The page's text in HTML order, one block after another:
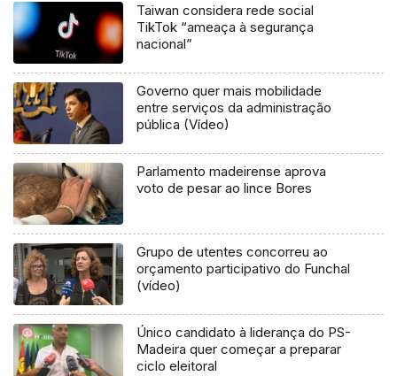
Taiwan considera rede social
TikTok “ameaça à segurança
nacional”
Governo quer mais mobilidade
entre serviços da administração
pública (Vídeo)
Parlamento madeirense aprova
voto de pesar ao lince Bores
Grupo de utentes concorreu ao
orçamento participativo do Funchal
(vídeo)
Único candidato à liderança do PS-
Madeira quer começar a preparar
ciclo eleitoral